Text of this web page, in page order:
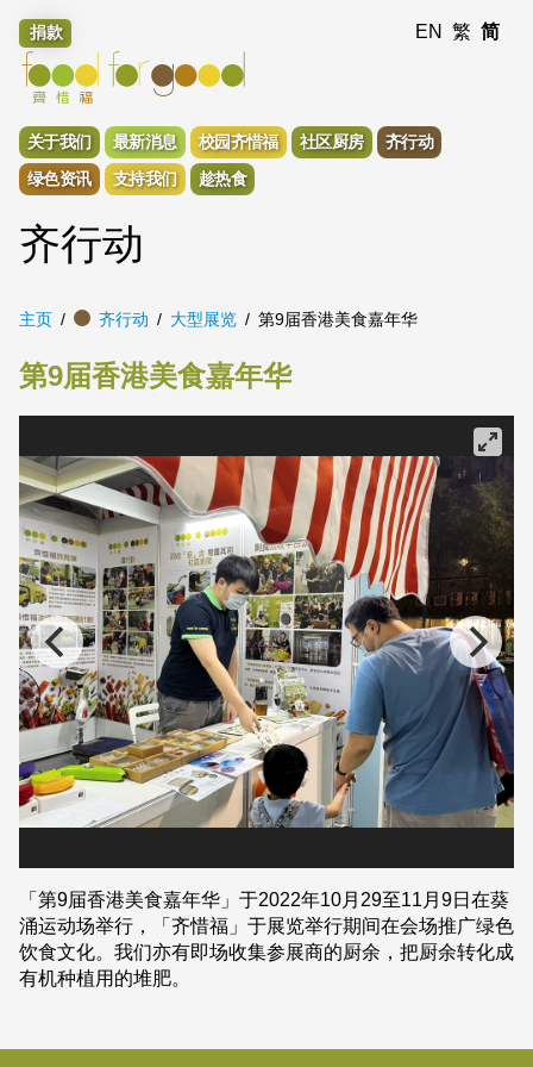
捐款 EN 繁 简
关于我们 最新消息 校园齐惜福 社区厨房
齐行动
绿色资讯
支持我们 趁热食
齐行动
主页 齐行动 大型展览 第9届香港美食嘉年华
第9届香港美食嘉年华
「第9届香港美食嘉年华」于2022年10月29至11月9日在葵
涌运动场举行，「齐惜福」于展览举行期间在会场推广绿色
饮食文化。我们亦有即场收集参展商的厨余，把厨余转化成
有机种植用的堆肥。